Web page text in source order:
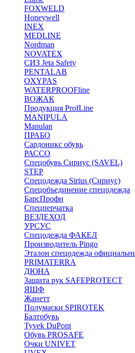
FOXWELD
Honeywell
INEX
MEDLINE
Nordman
NOVATEX
СИЗ Jeta Safety
PENTALAB
OXYPAS
WATERPROOFline
ВОЖАК
Продукция ProfLine
MANIPULA
Manulan
ПРАБО
Сардоникс обувь
РАССО
Спецобувь Сириус (SAVEL)
STEP
Спецодежда Sirius (Сириус)
Спецобъединение спецодежда
БарсПрофи
Спецперчатка
ВЕЗДЕХОД
УРСУС
Спецодежда ФАКЕЛ
Производитель Pingo
Эталон спецодежда
PRIMATERRA
ДЮНА
Защита рук SAFEPROTECT
ЯШФ
Жанетт
Полумаски SPIROTEK
Балтобувь
Tyvek DuPont
Обувь PROSAFE
Очки UNIVET